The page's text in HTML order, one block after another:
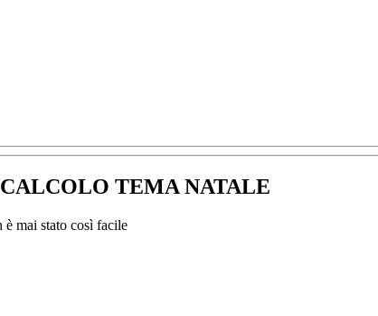
CALCOLO TEMA NATALE